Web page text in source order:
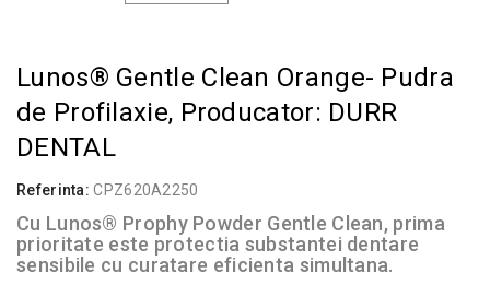
Lunos® Gentle Clean Orange- Pudra
de Profilaxie, Producator: DURR
DENTAL
Referinta: CPZ620A2250
Cu Lunos® Prophy Powder Gentle Clean, prima
prioritate este protectia substantei dentare
sensibile cu curatare eficienta simultana.